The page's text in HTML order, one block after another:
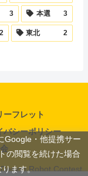
3 本選 3
2 東北 2
ーフレット
バシーポリシー
Robot Contest
Google・他提携サー
の閲覧を続けた場合
ます。